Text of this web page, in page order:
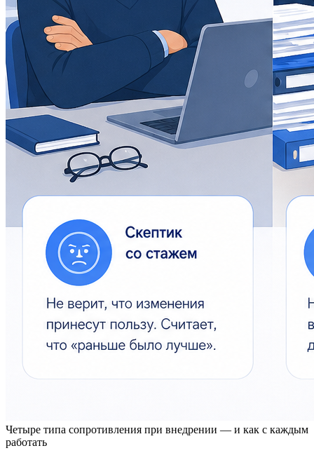
Четыре типа сопротивления при внедрении — и как с каждым
работать